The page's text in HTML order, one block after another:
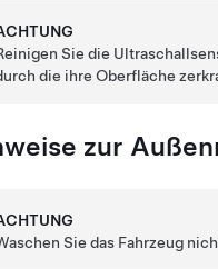
Sie die
die ihre Oberfläche
zur
Sie das Fahrzeug